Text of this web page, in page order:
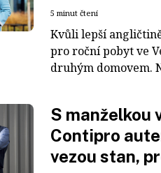
5 minut čtení
Kvůli lepší
pro roční pobyt ve
druhým domovem.
S manželkou
Contipro
vezou stan,